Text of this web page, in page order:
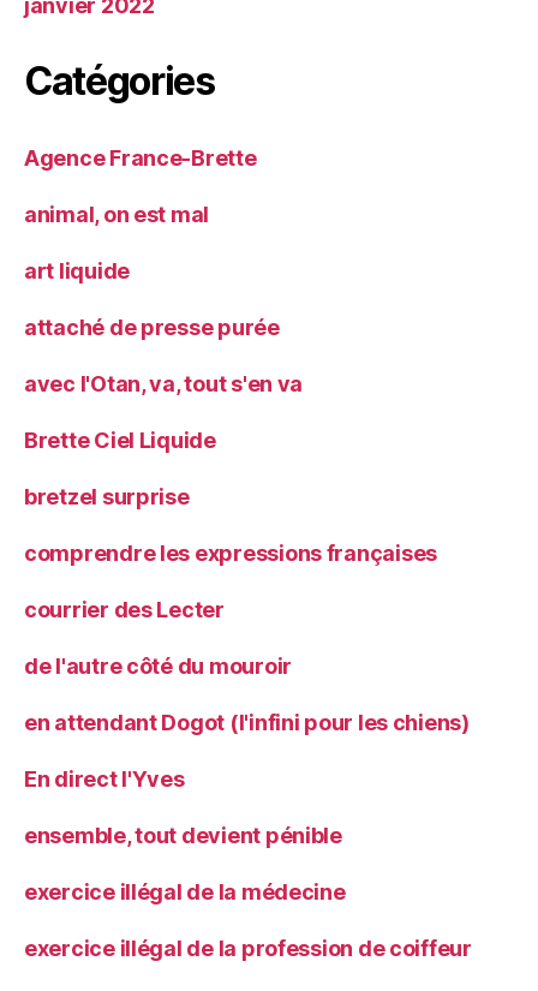
janvier 2022
Catégories
Agence France-Brette
animal, on est mal
art liquide
attaché de presse purée
avec l'Otan, va, tout s'en va
Brette Ciel Liquide
bretzel surprise
comprendre les expressions françaises
courrier des Lecter
de l'autre côté du mouroir
en attendant Dogot (l'infini pour les chiens)
En direct l'Yves
ensemble, tout devient pénible
exercice illégal de la médecine
exercice illégal de la profession de coiffeur